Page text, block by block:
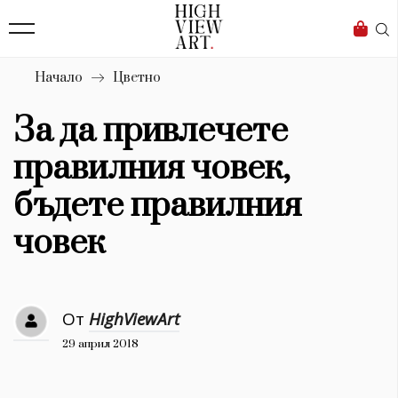
Бизнес
Мода
Dialogue
Изкуство
4340
Красота
777
Дизайн
1272
Начало Цветно
За да привлечете
правилния човек,
бъдете правилния
човек
От HighViewArt
29 април 2018